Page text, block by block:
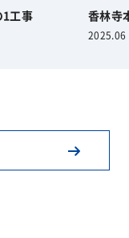
1工事 香林寺
2025.06